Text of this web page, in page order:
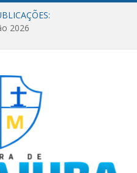
2026